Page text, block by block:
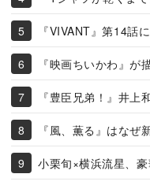
『VIVANT』第14話
『映画ちいかわ』が
『豊臣兄弟！』井上
『風、薫る』はなぜ
小栗旬×横浜流星、